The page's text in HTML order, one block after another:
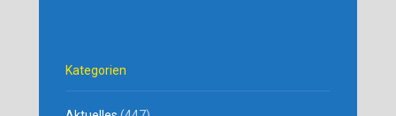
Kategorien